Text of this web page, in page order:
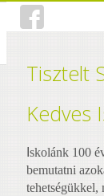
Tisztelt
Kedves
skolánk 100
bemutatni
tehetségükkel,